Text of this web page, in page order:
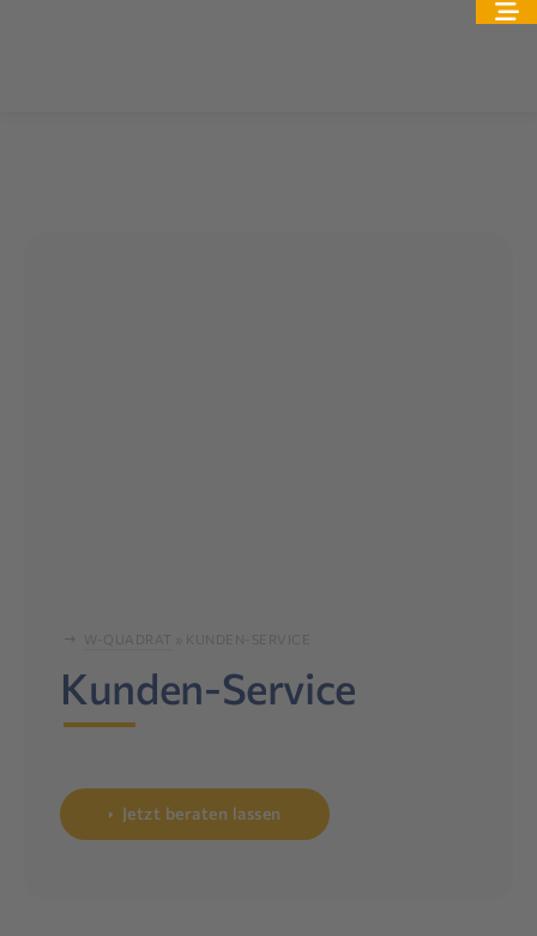
Kunden-Service
Jetzt beraten lassen